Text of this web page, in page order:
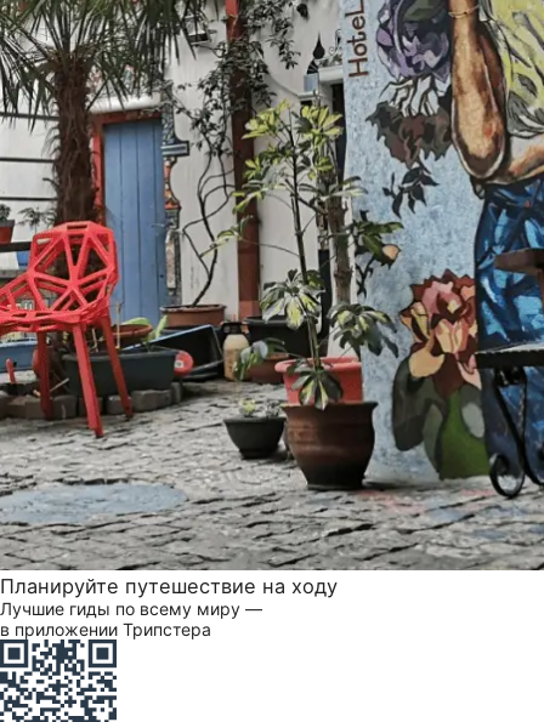
Планируйте путешествие на ходу
Лучшие гиды по всему миру —
в приложении Трипстера